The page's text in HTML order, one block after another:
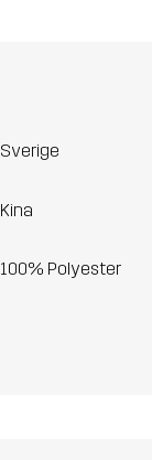
Sverige
Kina
100% Polyester